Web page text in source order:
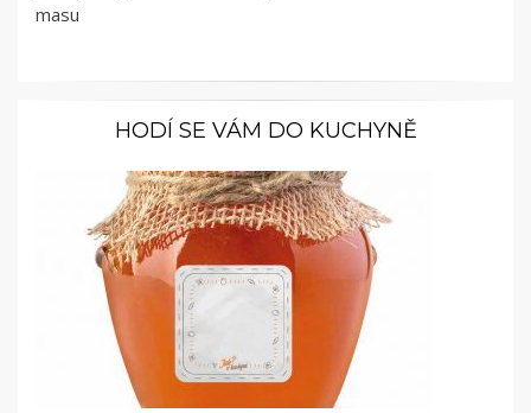
masu
HODÍ SE VÁM DO KUCHYNĚ